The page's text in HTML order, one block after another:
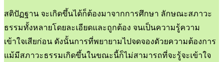
สติปัฏฐาน จะเกิดขึ้นได้ก็ต้องมาจากการศึกษา ลักษณะสภาวะ
ธรรมทั้งหลายโดยละเอียดและถูกต้อง จนเป็นความรู้ความ
เข้าใจเสียก่อน ดังนั้นการที่พยายามไปจดจองดัวยความต้องการ
แม้มีสภาวะธรรมเกิดขึ้นในขณะนี้ก็ไม่สามารถที่จะรู้จะเข้าใจ